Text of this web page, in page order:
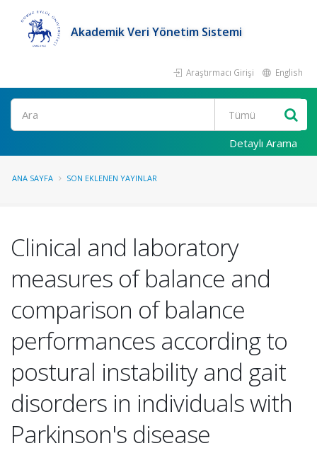
Akademik Veri Yönetim Sistemi
Araştırmacı Girişi English
Ara
Detaylı Arama
ANA SAYFA SON EKLENEN YAYINLAR
Clinical and laboratory
measures of balance and
comparison of balance
performances according to
postural instability and gait
disorders in individuals with
Parkinson's disease